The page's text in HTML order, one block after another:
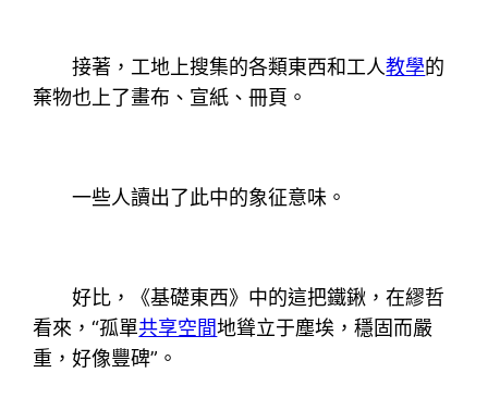
接著，工地上搜集的各類東西和工人教學的
棄物也上了畫布、宣紙、冊頁。
一些人讀出了此中的象征意味。
好比，《基礎東西》中的這把鐵鍬，在繆哲
看來，“孤單共享空間地聳立于塵埃，穩固而嚴
重，好像豐碑”。